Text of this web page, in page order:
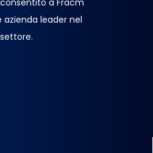
azienda leader nel
settore.